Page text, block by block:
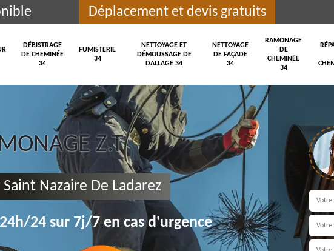
Déplacement et devis gratuits
DÉBISTRAGE
DE CHEMINÉE
34
FUMISTERIE
34
NETTOYAGE ET
DÉMOUSSAGE DE
DALLAGE 34
NETTOYAGE
DE FAÇADE
34
RAMONAGE
DE
CHEMINÉE
34
Z.T
Nazaire De Ladarez
24 sur 7j/7 en cas d'urgence